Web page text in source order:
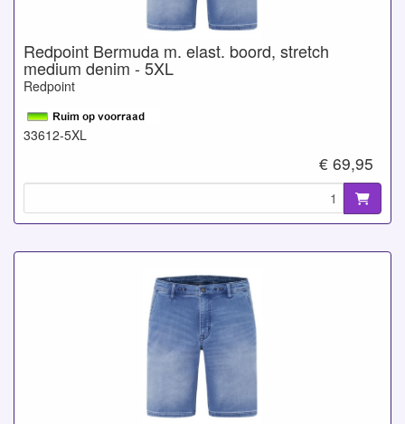
Redpoint Bermuda m. elast. boord, stretch
medium denim - 5XL
Redpoint
33612-5XL
€ 69,95